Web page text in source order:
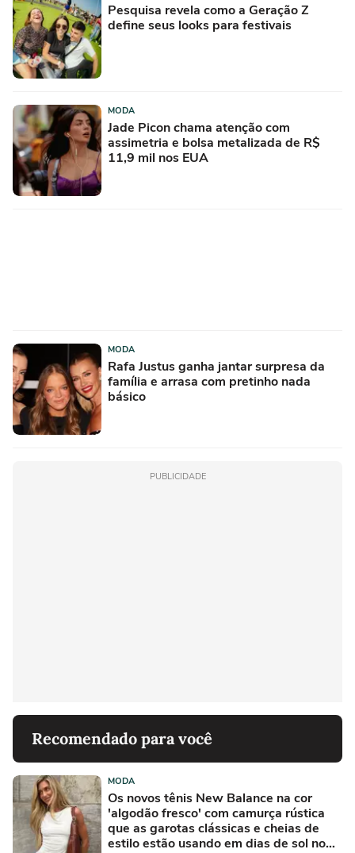
Pesquisa revela como a Geração Z
define seus looks para festivais
MODA
Jade Picon chama atenção com
assimetria e bolsa metalizada de R$
11,9 mil nos EUA
MODA
Rafa Justus ganha jantar surpresa da
família e arrasa com pretinho nada
básico
PUBLICIDADE
Recomendado para você
MODA
Os novos tênis New Balance na cor
'algodão fresco' com camurça rústica
que as garotas clássicas e cheias de
estilo estão usando em dias de sol no